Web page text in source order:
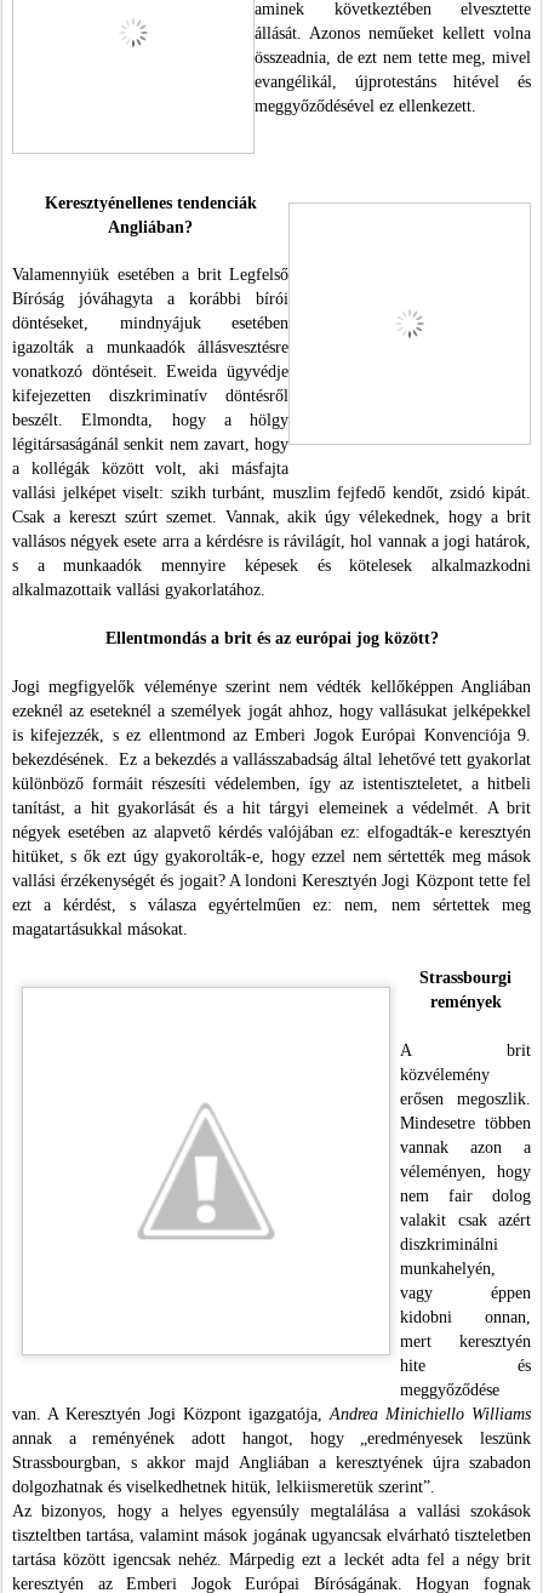
aminek következtében elvesztette
állását. Azonos neműeket kellett volna
összeadnia, de ezt nem tette meg, mivel
evangélikál, újprotestáns hitével és
meggyőződésével ez ellenkezett.
Keresztyénellenes tendenciák
Angliában?
Valamennyiük esetében a brit Legfelső
Bíróság jóváhagyta a korábbi bírói
döntéseket, mindnyájuk esetében
igazolták a munkaadók állásvesztésre
vonatkozó döntéseit. Eweida ügyvédje
kifejezetten diszkriminatív döntésről
beszélt. Elmondta, hogy a hölgy
légitársaságánál senkit nem zavart, hogy
a kollégák között volt, aki másfajta
vallási jelképet viselt: szikh turbánt, muszlim fejfedő kendőt, zsidó kipát.
Csak a kereszt szúrt szemet. Vannak, akik úgy vélekednek, hogy a brit
vallásos négyek esete arra a kérdésre is rávilágít, hol vannak a jogi határok,
s a munkaadók mennyire képesek és kötelesek alkalmazkodni
alkalmazottaik vallási gyakorlatához.
Ellentmondás a brit és az európai jog között?
Jogi megfigyelők véleménye szerint nem védték kellőképpen Angliában
ezeknél az eseteknél a személyek jogát ahhoz, hogy vallásukat jelképekkel
is kifejezzék, s ez ellentmond az Emberi Jogok Európai Konvenciója 9.
bekezdésének. Ez a bekezdés a vallásszabadság által lehetővé tett gyakorlat
különböző formáit részesíti védelemben, így az istentiszteletet, a hitbeli
tanítást, a hit gyakorlását és a hit tárgyi elemeinek a védelmét. A brit
négyek esetében az alapvető kérdés valójában ez: elfogadták-e keresztyén
hitüket, s ők ezt úgy gyakorolták-e, hogy ezzel nem sértették meg mások
vallási érzékenységét és jogait? A londoni Keresztyén Jogi Központ tette fel
ezt a kérdést, s válasza egyértelműen ez: nem, nem sértettek meg
magatartásukkal másokat.
Strassbourgi
remények
A brit
közvélemény
erősen megoszlik.
Mindesetre többen
vannak azon a
véleményen, hogy
nem fair dolog
valakit csak azért
diszkriminálni
munkahelyén,
vagy éppen
kidobni onnan,
mert keresztyén
hite és
meggyőződése
van. A Keresztyén Jogi Központ igazgatója,Andrea Minichiello Williams
annak a reményének adott hangot, hogy „eredményesek leszünk
Strassbourgban, s akkor majd Angliában a keresztyének újra szabadon
dolgozhatnak és viselkedhetnek hitük, lelkiismeretük szerint”.
Az bizonyos, hogy a helyes egyensúly megtalálása a vallási szokások
tiszteltben tartása, valamint mások jogának ugyancsak elvárható tiszteletben
tartása között igencsak nehéz. Márpedig ezt a leckét adta fel a négy brit
keresztyén az Emberi Jogok Európai Bíróságának. Hogyan fognak